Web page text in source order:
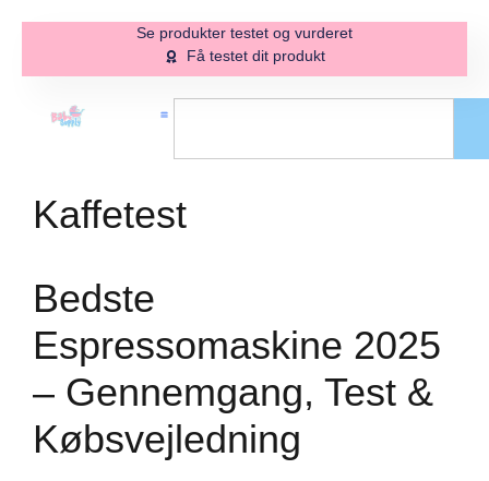
Se produkter testet og vurderet
Få testet dit produkt
Kaffetest
Bedste
Espressomaskine 2025
– Gennemgang, Test &
Købsvejledning